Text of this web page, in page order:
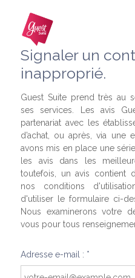
Signaler un
inapproprié.
Guest Suite prend très au
ses services. Les avis
partenariat avec les
d’achat, ou après, via une
avons mis en place une
les avis dans les
toutefois, un avis contient
nos conditions
d'utiliser le formulaire ci-
Nous examinerons votre
vous pour tous
Adresse e-mail : *